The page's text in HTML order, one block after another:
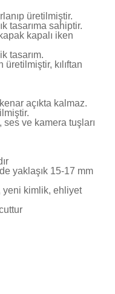
üretilmiştir.
tasarıma sahiptir.
kapalı iken
tasarım.
kılıftan
açıkta kalmaz.
ses ve kamera tuşları
yaklaşık 15-17 mm
yeni kimlik, ehliyet